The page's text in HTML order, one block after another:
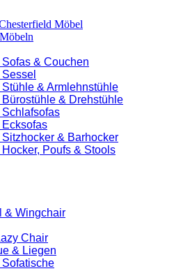
Möbel
& Couchen
& Armlehnstühle
& Drehstühle
& Barhocker
Poufs & Stools
& Wingchair
Chair
& Liegen